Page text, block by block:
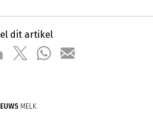
dit artikel
MELK